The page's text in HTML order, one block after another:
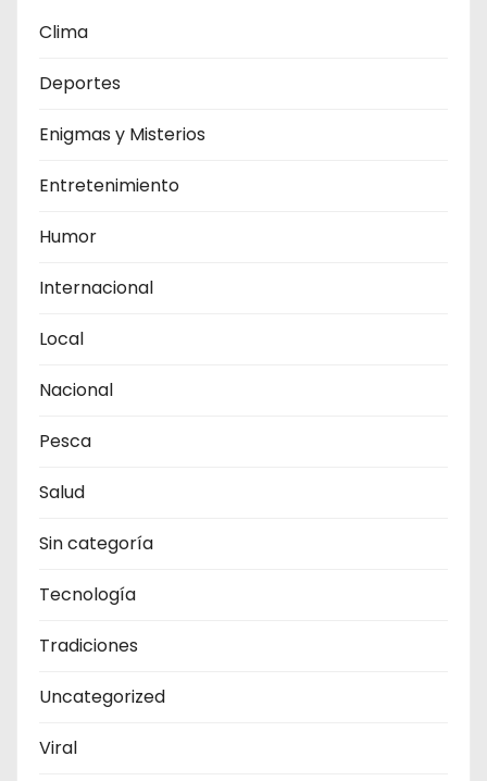
Clima
Deportes
Enigmas y Misterios
Entretenimiento
Humor
Internacional
Local
Nacional
Pesca
Salud
Sin categoría
Tecnología
Tradiciones
Uncategorized
Viral